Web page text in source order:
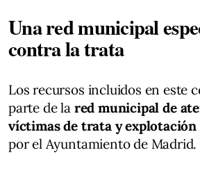
Una red municipal
contra la trata
Los recursos incluidos en este
parte de la red municipal de
víctimas de trata y explotación
por el Ayuntamiento de Madrid.